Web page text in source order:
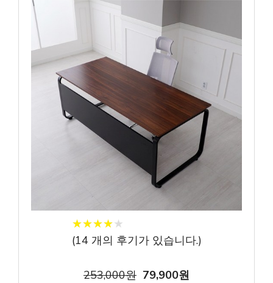
★★★★★
★★★★★
(14개의 후기가 있습니다.)
253,000원 79,900원